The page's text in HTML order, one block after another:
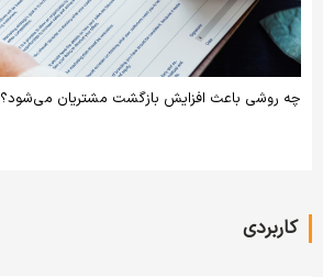
چه روشی باعث افزایش بازگشت مشتریان می‌شود؟
کاربردی